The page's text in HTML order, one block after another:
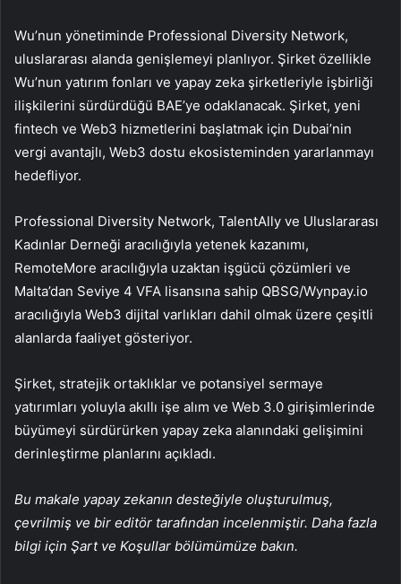
Wu’nun yönetiminde Professional Diversity Network,
uluslararası alanda genişlemeyi planlıyor. Şirket özellikle
Wu’nun yatırım fonları ve yapay zeka şirketleriyle işbirliği
ilişkilerini sürdürdüğü BAE’ye odaklanacak. Şirket, yeni
fintech ve Web3 hizmetlerini başlatmak için Dubai’nin
vergi avantajlı, Web3 dostu ekosisteminden yararlanmayı
hedefliyor.
Professional Diversity Network, TalentAlly ve Uluslararası
Kadınlar Derneği aracılığıyla yetenek kazanımı,
RemoteMore aracılığıyla uzaktan işgücü çözümleri ve
Malta’dan Seviye 4 VFA lisansına sahip QBSG/Wynpay.io
aracılığıyla Web3 dijital varlıkları dahil olmak üzere çeşitli
alanlarda faaliyet gösteriyor.
Şirket, stratejik ortaklıklar ve potansiyel sermaye
yatırımları yoluyla akıllı işe alım ve Web 3.0 girişimlerinde
büyümeyi sürdürürken yapay zeka alanındaki gelişimini
derinleştirme planlarını açıkladı.
Bu makale yapay zekanın desteğiyle oluşturulmuş,
çevrilmiş ve bir editör tarafından incelenmiştir. Daha fazla
bilgi için Şart ve Koşullar bölümümüze bakın.